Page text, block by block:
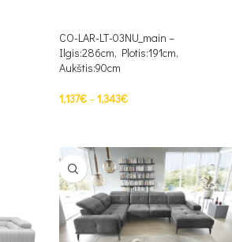
CO-LAR-LT-03NU_main –
Ilgis:286cm, Plotis:191cm,
Aukštis:90cm
1,137€–1,343€